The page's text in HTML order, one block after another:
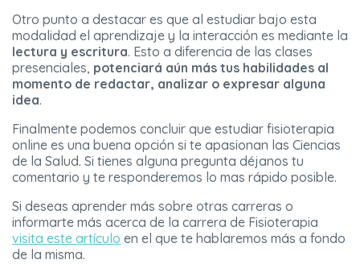
Otro punto a destacar es que al estudiar bajo esta
modalidad el aprendizaje y la interacción es mediante la
lectura y escritura. Esto a diferencia de las clases
presenciales, potenciará aún más tus habilidades al
momento de redactar, analizar o expresar alguna
idea.
Finalmente podemos concluir que estudiar fisioterapia
online es una buena opción si te apasionan las Ciencias
de la Salud. Si tienes alguna pregunta déjanos tu
comentario y te responderemos lo mas rápido posible.
Si deseas aprender más sobre otras carreras o
informarte más acerca de la carrera de Fisioterapia
visita este artículo en el que te hablaremos más a fondo
de la misma.